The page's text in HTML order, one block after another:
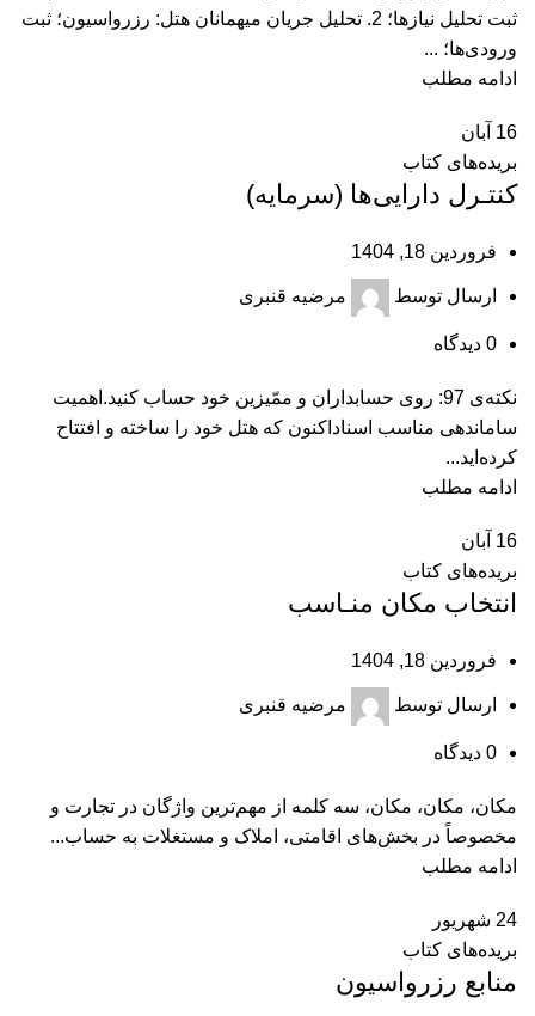
ثبت تحلیل نیازها؛ 2. تحلیل جریان میهمانان هتل: رزرواسیون؛ ثبت
ورودی‌ها؛ ...
ادامه مطلب
16 آبان
بریده‌های کتاب
کنتـرل دارایی‌ها (سرمایه)
فروردین 18, 1404
ارسال توسط مرضیه قنبری
0 دیدگاه
نکته‌ی 97: روی حسابداران و ممّیزین خود حساب کنید.اهمیت
ساماندهی مناسب اسناداکنون که هتل خود را ساخته و افتتاح
کرده‌اید...
ادامه مطلب
16 آبان
بریده‌های کتاب
انتخاب مکان منـاسب
فروردین 18, 1404
ارسال توسط مرضیه قنبری
0 دیدگاه
مکان، مکان، مکان، سه کلمه از مهم‌ترین واژگان در تجارت و
مخصوصاً در بخش‌‏های اقامتی، املاک و مستغلات به حساب...
ادامه مطلب
24 شهریور
بریده‌های کتاب
منابع رزرواسیون